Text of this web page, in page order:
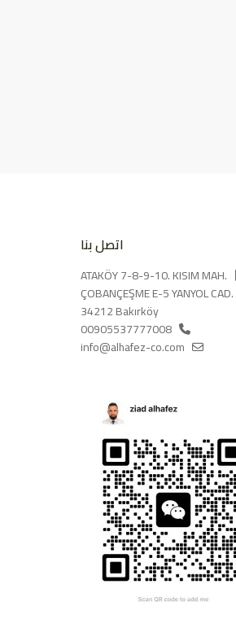
اتصل بنا
ATAKÖY 7-8-9-10. KISIM MAH.
ÇOBANÇEŞME E-5 YANYOL
34212 Bakırköy
00905537777008
info@alhafez-co.com